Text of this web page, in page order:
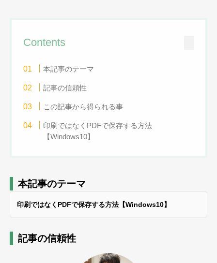
Contents
本記事のテーマ
記事の信頼性
この記事から得られる事
印刷ではなくPDFで保存する方法
【Windows10】
本記事のテーマ
印刷ではなくPDFで保存する方法【Windows10】
記事の信頼性